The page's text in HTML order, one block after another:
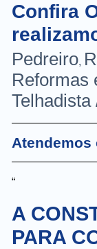
Confira
Pedreiro,
Reformas
Telhadista
Atendemos
“
A
PARA